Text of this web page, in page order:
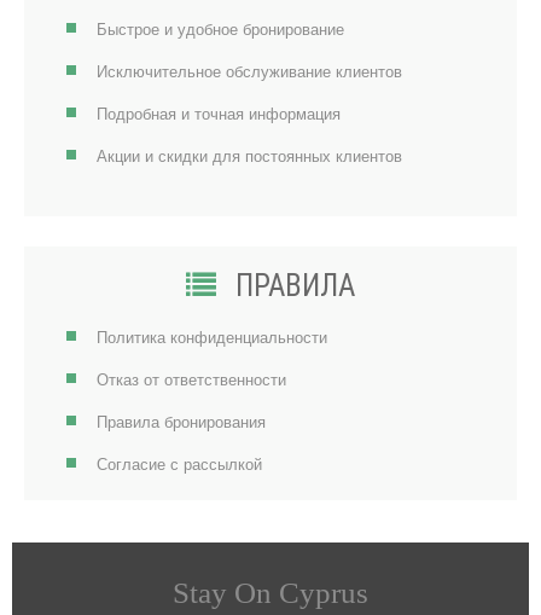
Быстрое и удобное бронирование
Исключительное обслуживание клиентов
Подробная и точная информация
Акции и скидки для постоянных клиентов
ПРАВИЛА
Политика конфиденциальности
Отказ от ответственности
Правила бронирования
Согласие с рассылкой
Stay On Cyprus